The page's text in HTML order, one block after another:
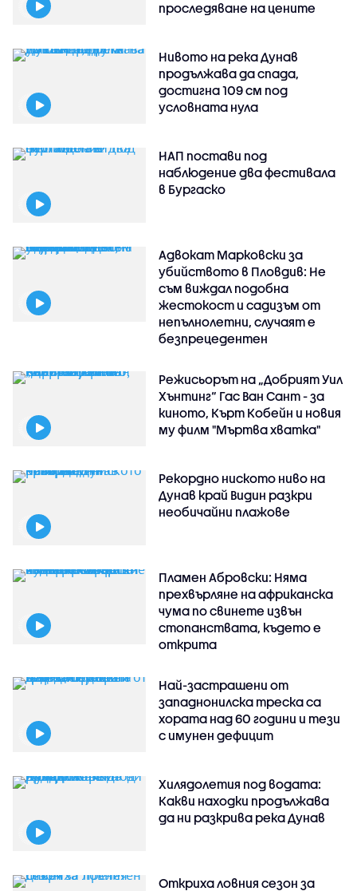
проследяване на цените
Нивото на река Дунав
продължава да спада,
достигна 109 см под
условната нула
НАП постави под
наблюдение два фестивала
в Бургаско
Адвокат Марковски за
убийството в Пловдив: Не
съм виждал подобна
жестокост и садизъм от
непълнолетни, случаят е
безпрецедентен
Режисьорът на „Добрият Уил
Хънтинг“ Гас Ван Сант - за
киното, Кърт Кобейн и новия
му филм "Мъртва хватка"
Рекордно ниското ниво на
Дунав край Видин разкри
необичайни плажове
Пламен Абровски: Няма
прехвърляне на африканска
чума по свинете извън
стопанствата, където е
открита
Най-застрашени от
западнонилска треска са
хората над 60 години и тези
с имунен дефицит
Хилядолетия под водата:
Какви находки продължава
да ни разкрива река Дунав
Откриха ловния сезон за